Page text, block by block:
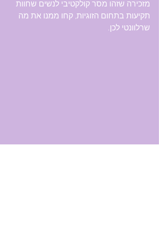
מזכירה שזהו מסר קולקטיבי לנשים שחוות
תקיעות בתחום הזוגיות, קחו ממנו את מה
שרלוונטי לכן.